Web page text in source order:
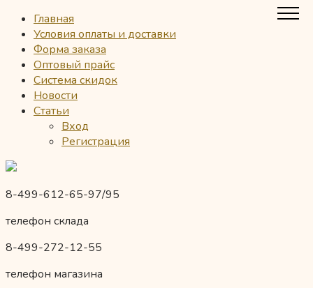
Главная
Условия оплаты и доставки
Форма заказа
Оптовый прайс
Система скидок
Новости
Статьи
Вход
Регистрация
8-499-612-65-97/95
телефон склада
8-499-272-12-55
телефон магазина